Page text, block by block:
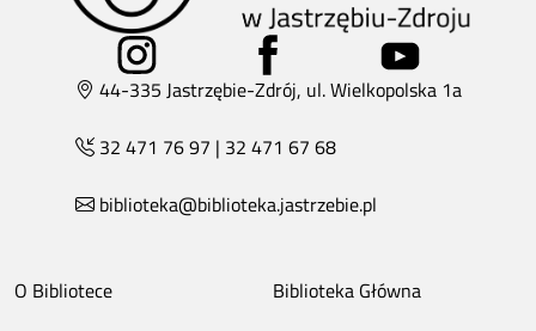
44-335 Jastrzębie-Zdrój, ul. Wielkopolska 1a
32 471 76 97 | 32 471 67 68
biblioteka@biblioteka.jastrzebie.pl
O Bibliotece
Biblioteka Główna